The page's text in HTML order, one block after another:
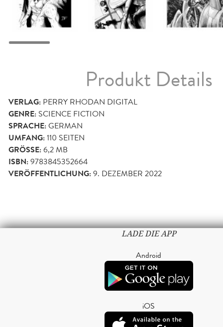
Produkt Details
VERLAG: PERRY RHODAN DIGITAL
GENRE: SCIENCE FICTION
SPRACHE:GERMAN
UMFANG:110 SEITEN
GRÖSSE: 6,2 MB
ISBN:9783845352664
VERÖFFENTLICHUNG:9. DEZEMBER 2022
LADE DIE APP
Android
iOS